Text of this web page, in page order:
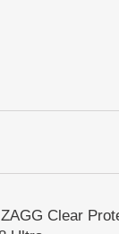
Clear